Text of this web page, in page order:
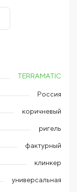
TERRAMATIC
Россия
коричневый
ригель
фактурный
клинкер
универсальная